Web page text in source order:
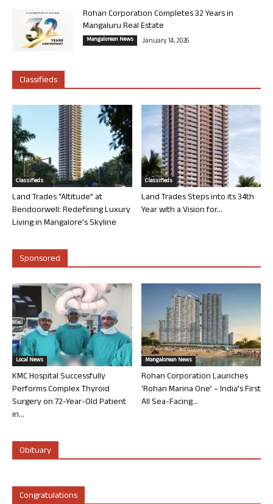
Rohan Corporation Completes 32 Years in
Mangaluru Real Estate
Mangalorean News January 14, 2026
Classifieds
Classifieds
Land Trades “Altitude” at
Bendoorwell: Redefining Luxury
Living in Mangalore’s Skyline
Classifieds
Land Trades Steps into its 34th
Year with a Vision for...
Sponsored
Local News
KMC Hospital Successfully
Performs Complex Thyroid
Surgery on 72-Year-Old Patient
in...
Mangalorean News
Rohan Corporation Launches
‘Rohan Marina One’ – India’s First
All Sea-Facing...
Obituary
Congratulations